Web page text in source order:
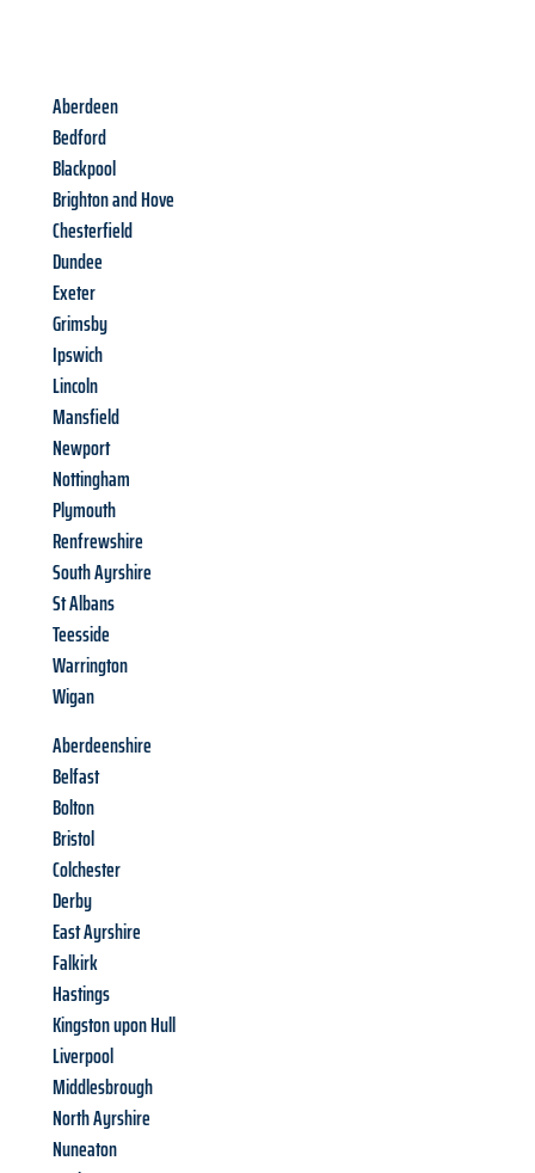
Aberdeen
Bedford
Blackpool
Brighton and Hove
Chesterfield
Dundee
Exeter
Grimsby
Ipswich
Lincoln
Mansfield
Newport
Nottingham
Plymouth
Renfrewshire
South Ayrshire
St Albans
Teesside
Warrington
Wigan
Aberdeenshire
Belfast
Bolton
Bristol
Colchester
Derby
East Ayrshire
Falkirk
Hastings
Kingston upon Hull
Liverpool
Middlesbrough
North Ayrshire
Nuneaton